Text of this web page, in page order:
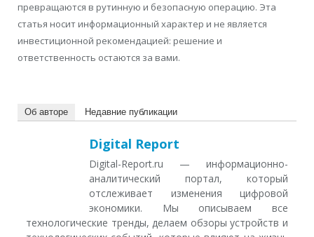
превращаются в рутинную и безопасную операцию. Эта
статья носит информационный характер и не является
инвестиционной рекомендацией: решение и
ответственность остаются за вами.
Об авторе Недавние публикации
Digital Report
Digital-Report.ru — информационно-
аналитический портал, который
отслеживает изменения цифровой
экономики. Мы описываем все
технологические тренды, делаем обзоры устройств и